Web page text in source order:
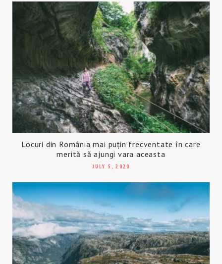
Locuri din România mai puțin frecventate în care
merită să ajungi vara aceasta
JULY 5, 2020